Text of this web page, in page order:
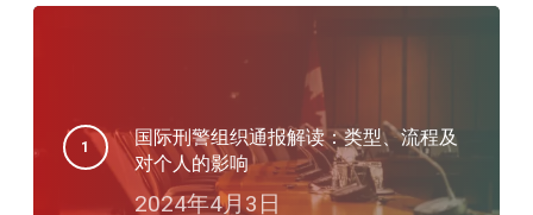
国际刑警组织通报解读：类型、流程及
对个人的影响
2024年4月3日